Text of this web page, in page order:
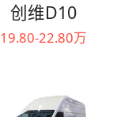
创维D10
19.80-22.80万